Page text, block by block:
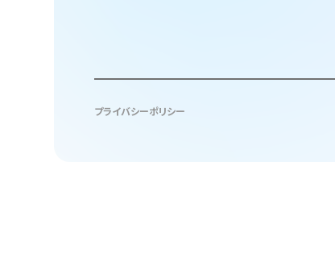
プライバシーポリシー